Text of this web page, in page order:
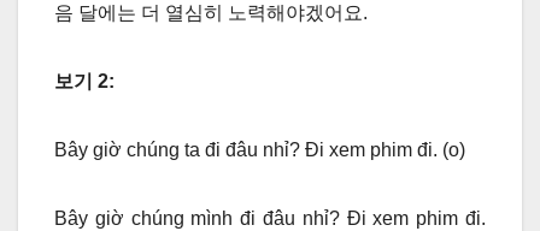
음 달에는 더 열심히 노력해야겠어요.
보기 2:
Bây giờ chúng ta đi đâu nhỉ? Đi xem phim đi. (o)
Bây giờ chúng mình đi đâu nhỉ? Đi xem phim đi.